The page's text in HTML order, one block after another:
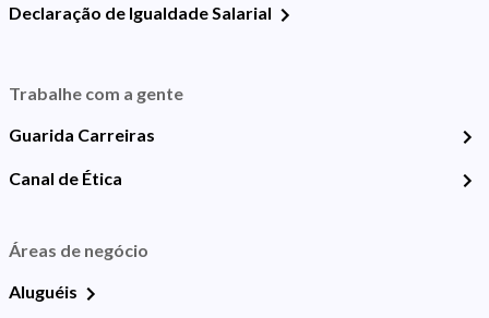
Declaração de Igualdade Salarial
Trabalhe com a gente
Guarida Carreiras
Canal de Ética
Áreas de negócio
Aluguéis